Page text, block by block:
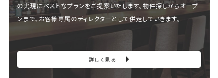
の実現にベストなプランをご提案いたします。物件探しからオープ
ンまで、お客様専属のディレクターとして併走していきます。
詳しく見る